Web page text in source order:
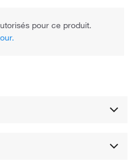
pour ce produit.